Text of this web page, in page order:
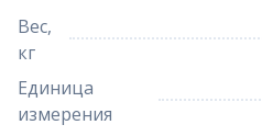
Вес,
кг
Единица
измерения